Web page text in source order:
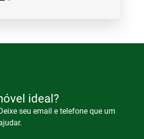
ideal?
seu email e telefone que um